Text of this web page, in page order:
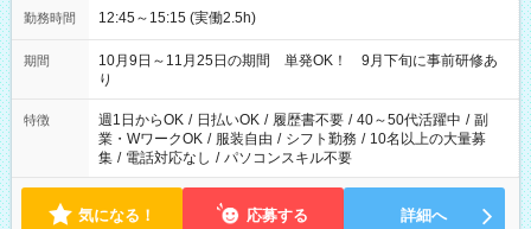
勤務時間 12:45～15:15 (実働2.5h)
期間
10月9日～11月25日の期間 単発OK！ 9月下旬に事前研修あ
り
特徴 週1日からOK / 日払いOK / 履歴書不要 / 40～50代活躍中 / 副
業・WワークOK / 服装自由 / シフト勤務 / 10名以上の大量募
集 / 電話対応なし / パソコンスキル不要
気になる！ 応募する 詳細へ